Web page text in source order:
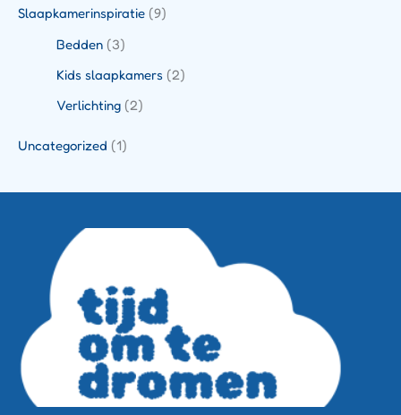
Slaapkamerinspiratie (9)
Bedden(3)
Kids slaapkamers(2)
Verlichting(2)
Uncategorized (1)